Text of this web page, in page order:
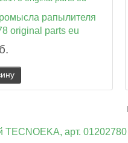
рапылителя
original parts eu
арт. 01202780